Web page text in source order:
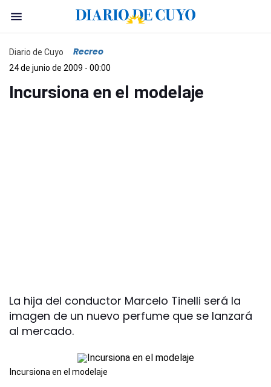
Diario de Cuyo Recreo
24 de junio de 2009 - 00:00
Incursiona en el modelaje
La hija del conductor Marcelo Tinelli será la
imagen de un nuevo perfume que se lanzará
al mercado.
Incursiona en el modelaje